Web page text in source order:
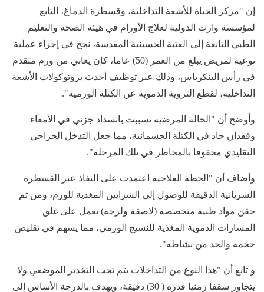
إن "مركز الحياة للأشعة التداخلية، وقسطرة الدماغ، التابع
لمؤسسة وارث الدولية لعلاج الأورام في هيئة الصحة والتعليم
الطبي التابعة إلى العتبة الحسينية المقدسة، نجح في إجراء عملية
نوعية لمريض يبلغ من العمر (50) عاما، كان يعاني من ورم متقدم
في رأس البنكرياس، وذلك عبر توظيف أحدث بروتوكولات الأشعة
التداخلية، لقطع التروية الدموية عن الكتلة الورمية".
وأوضح أن "الحالة المرضية تسببت بانسداد جزئي في الأمعاء
وفقدان حاد في الكتلة الجسمانية، مما جعل التدخل الجراحي
التقليدي محفوفا بالمخاطر في تلك المرحلة".
وأضاف أن "الخطة العلاجية اعتمدت على النفاذ عبر القسطرة
الشريانية الدقيقة للوصول إلى الشرايين المغذية للورم، ومن ثم
حقن مواد طبية متخصصة (لاصقة ولزجة) تعمل على غلق
المسارات الدموية المغذية للنسيج الورمي، مما يسهم في تقليص
حجمه والحد من نشاطه".
و تابع أن "هذا النوع من التداخلات يتم تحت التخدير الموضعي ولا
يتجاوز سقفا زمنيا قدره ( 30) دقيقة، ويهدف بالدرجة الأساس إلى